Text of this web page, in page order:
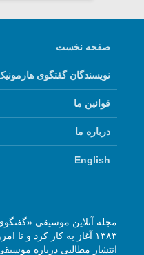
صفحه نخست
نویسندگان گفتگوی
قوانین ما
درباره ما
English
۱۳۸۳ آغاز به کار کرد و
انتشار مطالبی درباره